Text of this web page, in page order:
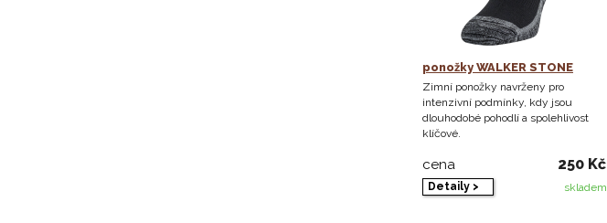
ponožky WALKER STONE
Zimní ponožky navrženy pro
intenzivní podmínky, kdy jsou
dlouhodobé pohodlí a spolehlivost
klíčové.
cena 250 Kč
Detaily > skladem